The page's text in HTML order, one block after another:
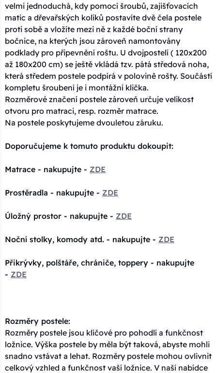
velmi jednoduchá, kdy pomocí šroubů, zajišťovacích
matic a dřevařských kolíků postavíte dvě čela postele
proti sobě a vložíte mezi ně z každé boční strany
bočnice, na kterých jsou zároveň namontovány
podklady pro připevnění roštu. U dvojpostelí ( 120x200
až 180x200 cm) se ještě vkládá tzv. pátá středová noha,
která středem postele podpírá v polovině rošty. Součástí
kompletu šroubení je i montážní klička.
Rozměrové značení postele zároveň určuje velikost
otvoru pro matraci, resp. rozměr matrace.
Na postele poskytujeme dvouletou záruku.
Doporučujeme k tomuto produktu dokoupit:
Matrace - nakupujte - ZDE
Prostěradla - nakupujte - ZDE
Úložný prostor - nakupujte - ZDE
Noční stolky, komody atd. - nakupujte - ZDE
Přikrývky, polštáře, chrániče, toppery - nakupujte
- ZDE
Rozměry postele:
Rozměry postele jsou klíčové pro pohodlí a funkčnost
ložnice. Výška postele by měla být taková, abyste mohli
snadno vstávat a lehat. Rozměry postele mohou ovlivnit
celkový vzhled a funkčnost vaší ložnice. V naší nabídce